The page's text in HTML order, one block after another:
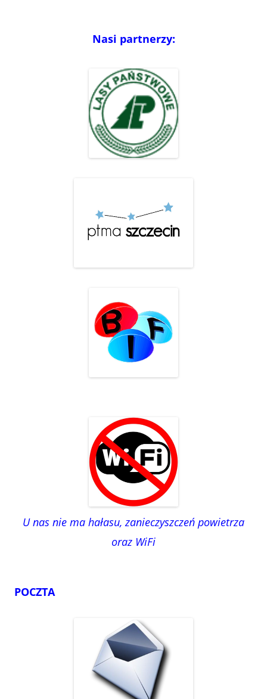
Nasi partnerzy:
U nas nie ma hałasu, zanieczyszczeń powietrza
oraz WiFi
POCZTA